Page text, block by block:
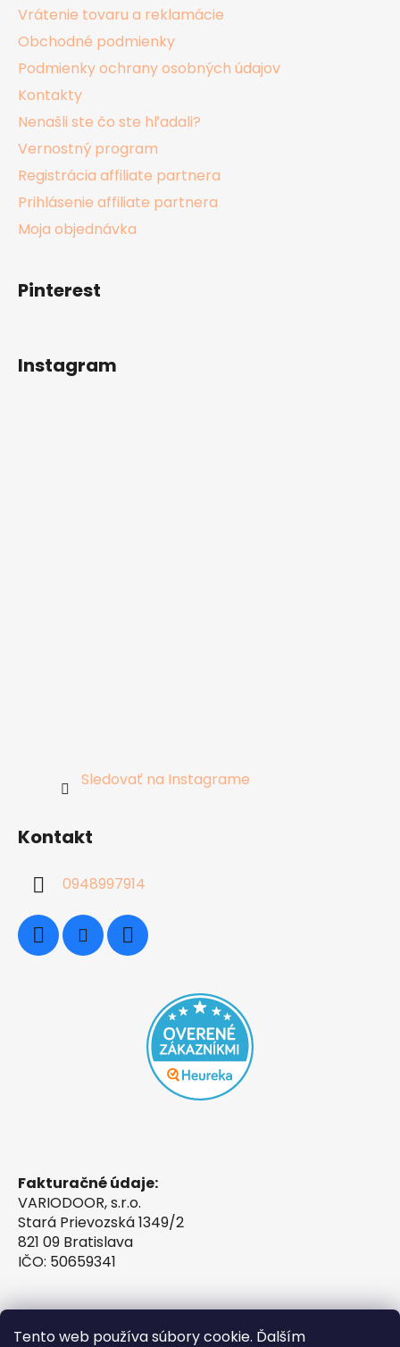
Tento web používa súbory cookie. Ďalším
Vrátenie tovaru a reklamácie
Obchodné podmienky
Podmienky ochrany osobných údajov
Kontakty
Nenašli ste čo ste hľadali?
Vernostný program
Registrácia affiliate partnera
Prihlásenie affiliate partnera
Moja objednávka
Pinterest
Instagram
Sledovať na Instagrame
Kontakt
0948997914
Fakturačné údaje:
VARIODOOR, s.r.o.
Stará Prievozská 1349/2
821 09 Bratislava
IČO: 50659341